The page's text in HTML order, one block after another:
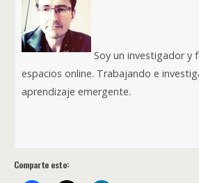
Soy un investigador y
espacios online. Trabajando e
aprendizaje emergente.
Comparte esto: